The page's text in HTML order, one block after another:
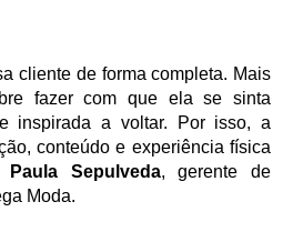
cliente de forma completa. Mais
fazer com que ela se sinta
inspirada a voltar. Por isso, a
conteúdo e experiência física
Paula Sepulveda, gerente de
Moda.